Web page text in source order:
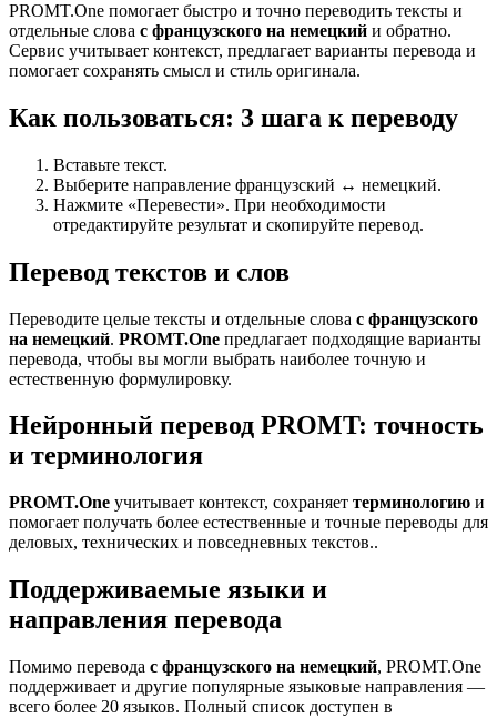
PROMT.One помогает быстро и точно переводить тексты и
отдельные слова с французского на немецкий и обратно.
Сервис учитывает контекст, предлагает варианты перевода и
помогает сохранять смысл и стиль оригинала.
Как пользоваться: 3 шага к переводу
Вставьте текст.
Выберите направление французский ↔ немецкий.
Нажмите «Перевести». При необходимости
отредактируйте результат и скопируйте перевод.
Перевод текстов и слов
Переводите целые тексты и отдельные слова с французского
на немецкий. PROMT.One предлагает подходящие варианты
перевода, чтобы вы могли выбрать наиболее точную и
естественную формулировку.
Нейронный перевод PROMT: точность
и терминология
PROMT.One учитывает контекст, сохраняет терминологию и
помогает получать более естественные и точные переводы для
деловых, технических и повседневных текстов..
Поддерживаемые языки и
направления перевода
Помимо перевода с французского на немецкий, PROMT.One
поддерживает и другие популярные языковые направления —
всего более 20 языков. Полный список доступен в